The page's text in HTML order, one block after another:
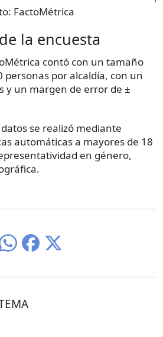
FactoMétrica
la encuesta
contó con un tamaño
personas por alcaldía, con un
y un margen de error de ±
se realizó mediante
automáticas a mayores de 18
en género,